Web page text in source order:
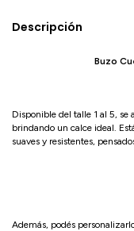
Descripción
Buzo
Disponible del talle 1 al 5,
brindando un calce ideal.
suaves y resistentes,
Además, podés